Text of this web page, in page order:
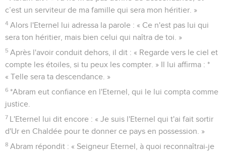
c’est un serviteur de ma famille qui sera mon héritier. »
4 Alors l'Eternel lui adressa la parole : « Ce n'est pas lui qui
sera ton héritier, mais bien celui qui naîtra de toi. »
5 Après l'avoir conduit dehors, il dit : « Regarde vers le ciel et
compte les étoiles, si tu peux les compter. » Il lui affirma : *
« Telle sera ta descendance. »
6 *Abram eut confiance en l'Eternel, qui le lui compta comme
justice.
7 L'Eternel lui dit encore : « Je suis l'Eternel qui t'ai fait sortir
d'Ur en Chaldée pour te donner ce pays en possession. »
8 Abram répondit : « Seigneur Eternel, à quoi reconnaîtrai-je